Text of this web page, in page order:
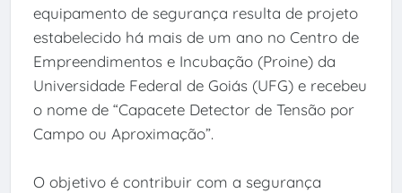
equipamento de segurança resulta de projeto
estabelecido há mais de um ano no Centro de
Empreendimentos e Incubação (Proine) da
Universidade Federal de Goiás (UFG) e recebeu
o nome de “Capacete Detector de Tensão por
Campo ou Aproximação”.
O objetivo é contribuir com a segurança